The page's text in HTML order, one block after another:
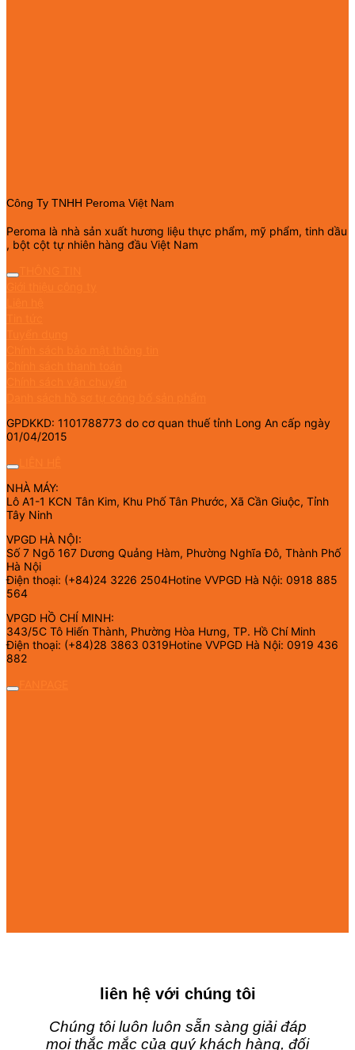
Công Ty TNHH Peroma Việt Nam
Peroma là nhà sản xuất hương liệu thực phẩm, mỹ phẩm, tinh dầu
, bột cột tự nhiên hàng đầu Việt Nam
GPDKKD: 1101788773 do cơ quan thuế tỉnh Long An cấp ngày
01/04/2015
NHÀ MÁY:
Lô A1-1 KCN Tân Kim, Khu Phố Tân Phước, Xã Cần Giuộc, Tỉnh
Tây Ninh
VPGD HÀ NỘI:
Số 7 Ngõ 167 Dương Quảng Hàm, Phường Nghĩa Đô, Thành Phố
Hà Nội
Điện thoại: (+84)24 3226 2504Hotine VVPGD Hà Nội: 0918 885
564
VPGD HỒ CHÍ MINH:
343/5C Tô Hiến Thành, Phường Hòa Hưng, TP. Hồ Chí Minh
Điện thoại: (+84)28 3863 0319Hotine VVPGD Hà Nội: 0919 436
882
liên hệ với chúng tôi
Chúng tôi luôn luôn sẵn sàng giải đáp
mọi thắc mắc của quý khách hàng, đối